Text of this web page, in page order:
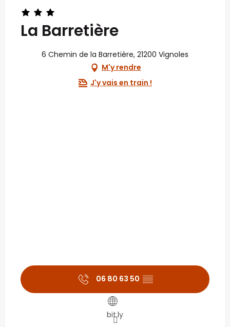
La Barretière
6 Chemin de la Barretière, 21200 Vignoles
M'y rendre
J'y vais en train !
06 80 63 50 ▒▒
bit.ly